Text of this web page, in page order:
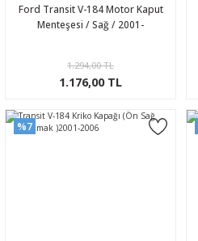
Ford Transit V-184 Motor Kaput
Menteşesi / Sağ / 2001-
1.294,00 TL
1.176,00 TL
%7